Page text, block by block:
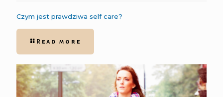
Czym jest prawdziwa self care?
Read more